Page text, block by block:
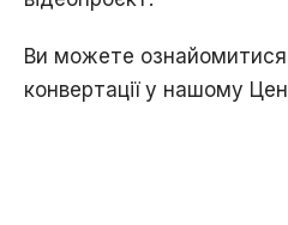
Ви можете ознайомитися
конвертації у нашому